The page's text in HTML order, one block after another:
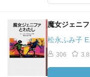
魔女ジェニ
松永ふみ子
306